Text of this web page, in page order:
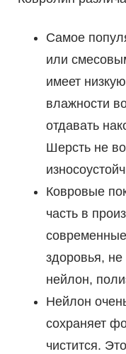
Самое
или
имеет
влажности
отдавать
Шерсть не
Ковровые
часть в
здоровья,
нейлон,
Нейлон
сохраняет
чистится.